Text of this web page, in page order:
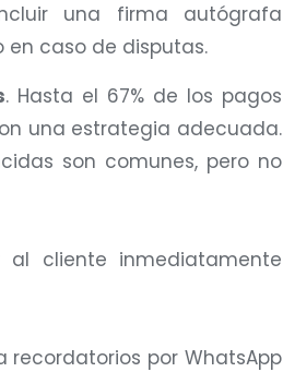
una firma autógrafa
en caso de disputas.
. Hasta el 67% de los pagos
una estrategia adecuada.
son comunes, pero no
al cliente inmediatamente
por WhatsApp